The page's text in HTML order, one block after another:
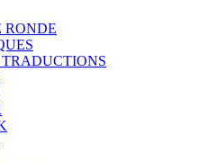
RONDE